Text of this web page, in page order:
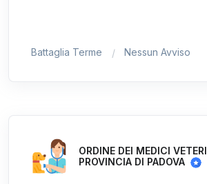
Battaglia Terme Nessun Avviso
ORDINE DEI MEDICI
PROVINCIA DI PADOVA